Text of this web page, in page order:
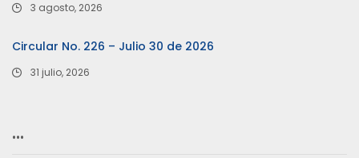
3 agosto, 2026
Circular No. 226 – Julio 30 de 2026
31 julio, 2026
…